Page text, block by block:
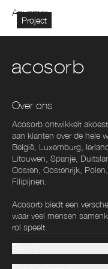
Project
Aquamar
Over ons
Acosorb ontwikkelt
aan klanten over de hele
België, Luxemburg,
Litouwen, Spanje,
Oosten, Oostenrijk,
Filipijnen.
Acosorb biedt een
waar veel mensen
rol speelt.